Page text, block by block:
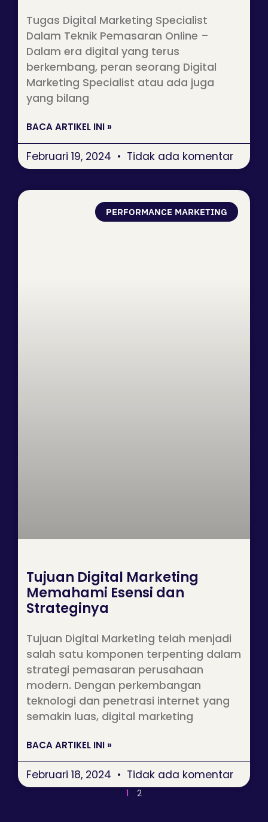
Tugas Digital Marketing Specialist
Dalam Teknik Pemasaran Online –
Dalam era digital yang terus
berkembang, peran seorang Digital
Marketing Specialist atau ada juga
yang bilang
BACA ARTIKEL INI »
Februari 19, 2024 Tidak ada komentar
PERFORMANCE MARKETING
Tujuan Digital Marketing
Memahami Esensi dan
Strateginya
Tujuan Digital Marketing telah menjadi
salah satu komponen terpenting dalam
strategi pemasaran perusahaan
modern. Dengan perkembangan
teknologi dan penetrasi internet yang
semakin luas, digital marketing
BACA ARTIKEL INI »
Februari 18, 2024 Tidak ada komentar
1 2